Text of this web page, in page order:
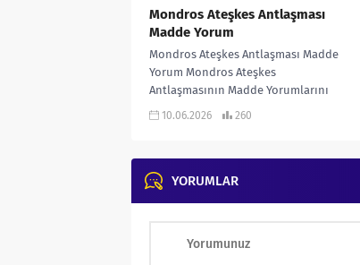
Mondros Ateşkes Antlaşması
Madde Yorum
Mondros Ateşkes Antlaşması Madde
Yorum Mondros Ateşkes
Antlaşmasının Madde Yorumlarını
gösteren infografik çalışma… KONU
10.06.2026 260
YORUMLAR